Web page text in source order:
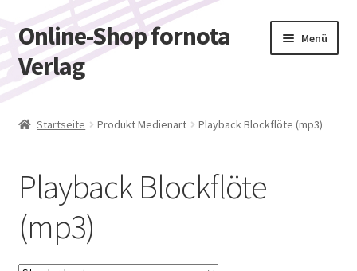
Zur
Navigation
springen
Zum
Inhalt
springen
Online-Shop fornota
Verlag
Menü
Kasse
Mein Konto
Startseite Produkt Medienart Playback Blockflöte (mp3)
Playback Blockflöte
(mp3)